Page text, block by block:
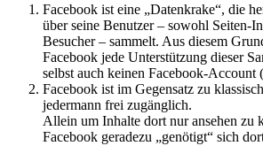
Facebook ist eine „Datenkrake“, die
über seine Benutzer – sowohl Seiten-
Besucher – sammelt. Aus diesem
Facebook jede Unterstützung dieser
selbst auch keinen Facebook-Account
Facebook ist im Gegensatz zu
jedermann frei zugänglich.
Allein um Inhalte dort nur ansehen zu
Facebook geradezu „genötigt“ sich